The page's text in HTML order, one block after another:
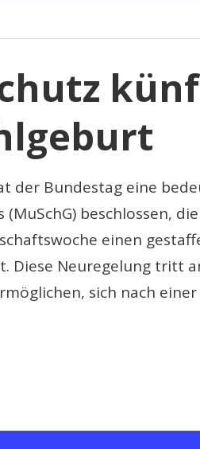
der Bundestag eine
beschlossen,
einen
Diese Neuregelung tritt
sich nach